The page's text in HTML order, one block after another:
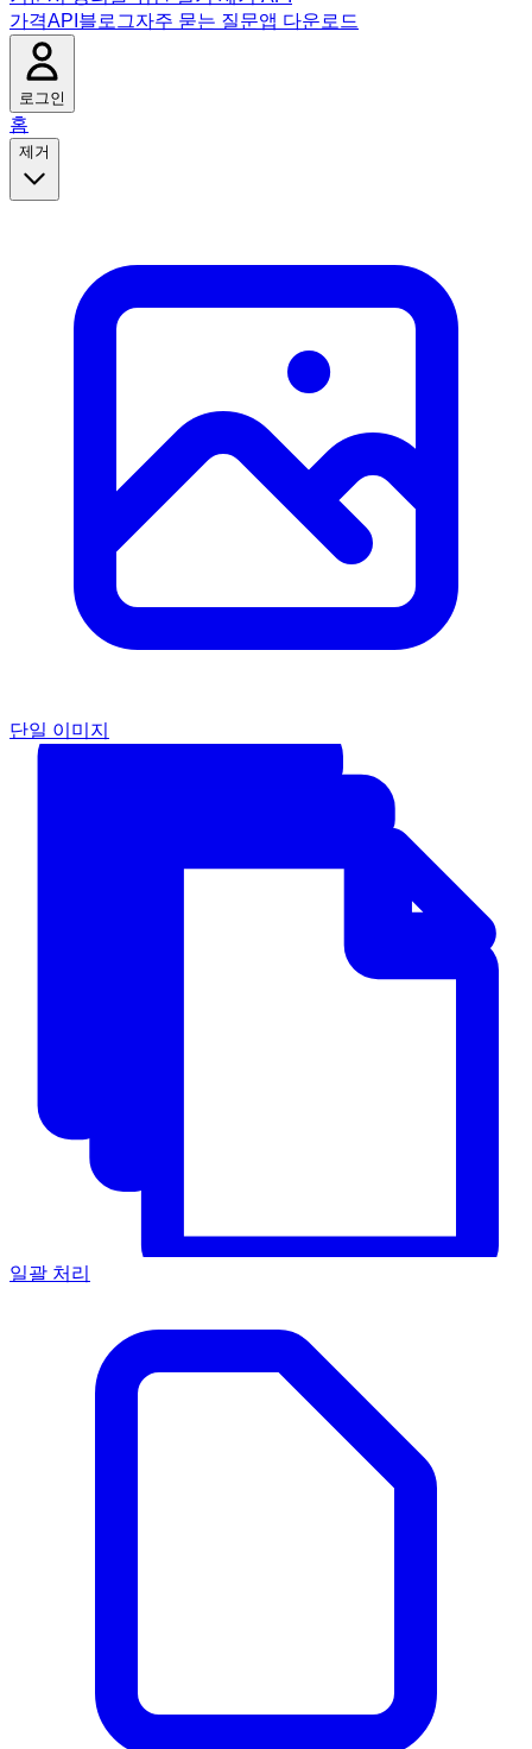
가격API 블로그자주 묻는 질문앱 다운로드
로그인
홈
제거
단일 이미지
일괄 처리